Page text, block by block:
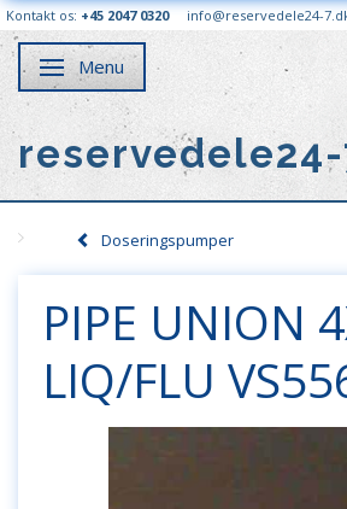
Kontakt os: +45 2047 0320 info@reservedele24-
Skifte navigation
Menu
Doseringspumper
PIPE UNION
LIQ/FLU